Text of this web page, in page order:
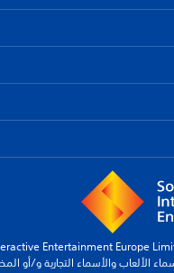
الألعاب والأسماء التجارية و/أو